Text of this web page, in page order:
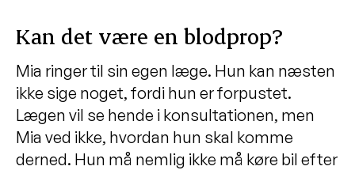
Kan det være en blodprop?
Mia ringer til sin egen læge. Hun kan næsten
ikke sige noget, fordi hun er forpustet.
Lægen vil se hende i konsultationen, men
Mia ved ikke, hvordan hun skal komme
derned. Hun må nemlig ikke må køre bil efter